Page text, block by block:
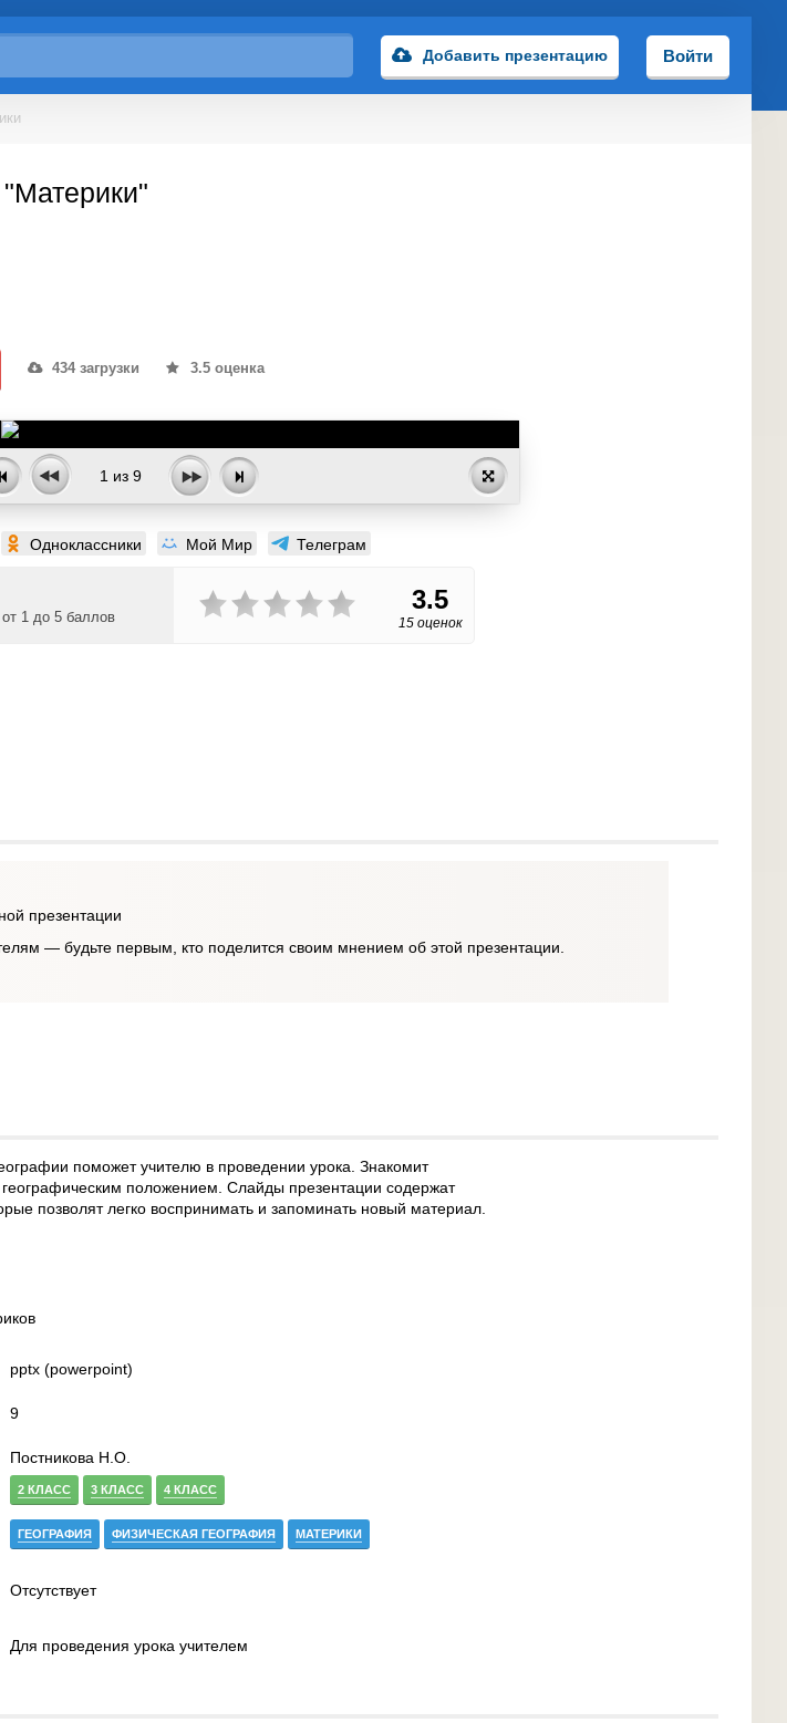
Добавить презентацию Войти
434 загрузки 3.5 оценка
1 из 9
Одноклассники Мой Мир Телеграм
1 до 5 баллов
3.5
15 оценок
презентации
— будьте первым, кто поделится своим мнением об этой презентации.
поможет учителю в проведении урока. Знакомит
положением. Слайды презентации содержат
позволят легко воспринимать и запоминать новый материал.
pptx (powerpoint)
9
Постникова Н.О.
2 КЛАСС 3 КЛАСС 4 КЛАСС
ГЕОГРАФИЯ ФИЗИЧЕСКАЯ ГЕОГРАФИЯ МАТЕРИКИ
Отсутствует
Для проведения урока учителем